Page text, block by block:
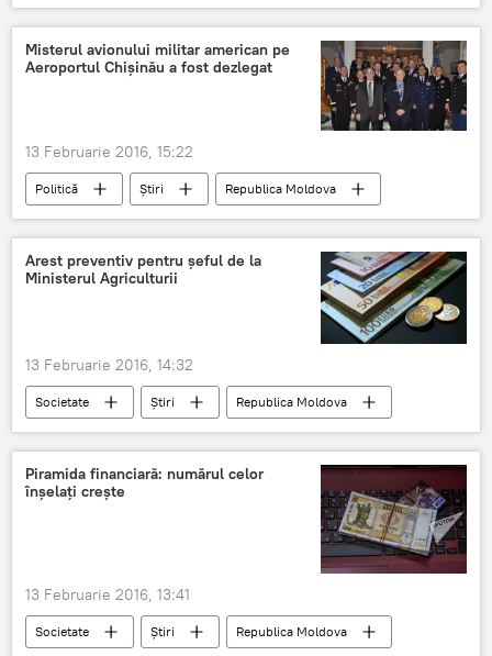
Rusia
Serghei Lavrov
Moldova
Andrei Galbur
Misterul avionului militar american pe
Aeroportul Chișinău a fost dezlegat
13 Februarie 2016, 15:22
Politică Știri
Republica Moldova
avion militar
SUA
aeroport
Moldova
Arest preventiv pentru șeful de la
Ministerul Agriculturii
13 Februarie 2016, 14:32
Societate Știri
Republica Moldova
corupție
MAIA
CNA
Moldova
Piramida financiară: numărul celor
înșelați crește
13 Februarie 2016, 13:41
Societate Știri
Republica Moldova